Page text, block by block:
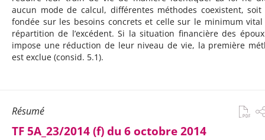
aucun mode de calcul, différentes méthodes coexistent, soit
fondée sur les besoins concrets et celle sur le minimum vital
répartition de l’excédent. Si la situation financière des
impose une réduction de leur niveau de vie, la première
est exclue (consid. 5.1).
Résumé
TF 5A_23/2014 (f) du 6 octobre 2014